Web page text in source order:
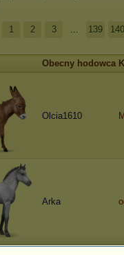
1 2 3 ... 139 140
Obecny hodowca
Olcia1610
Arka